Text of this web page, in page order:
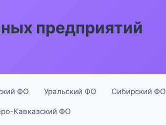
предприятий
ФО Уральский ФО Сибирский ФО
Кавказский ФО